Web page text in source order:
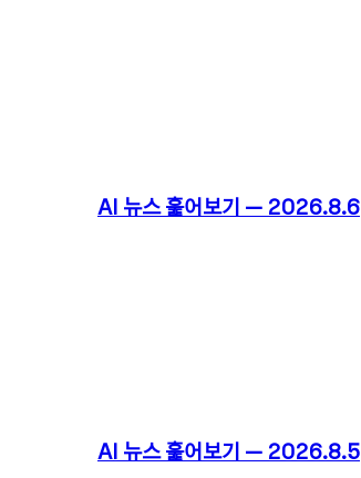
AI 뉴스 훑어보기 – 2026.8.6
AI 뉴스 훑어보기 – 2026.8.5